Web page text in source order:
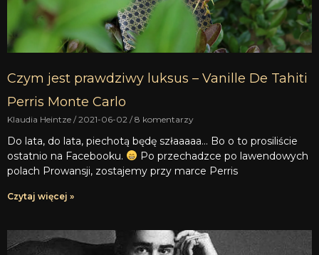
Czym jest prawdziwy luksus – Vanille De Tahiti
Perris Monte Carlo
Klaudia Heintze 2021-06-02 8 komentarzy
Do lata, do lata, piechotą będę szłaaaaa… Bo o to prosiliście
ostatnio na Facebooku.
Po przechadzce po lawendowych
polach Prowansji, zostajemy przy marce Perris
Czytaj więcej »